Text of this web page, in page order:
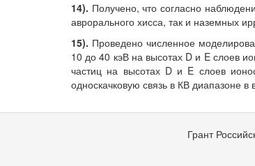
14). Получено, что согласно
аврорального хисса, так и наземных
15). Проведено численное
10 до 40 кэВ на высотах D и E слоев
частиц на высотах D и E слоев
односкачковую связь в КВ диапазоне в
Грант